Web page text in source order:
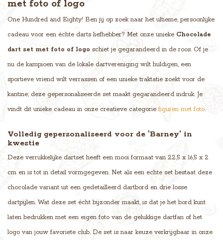
met foto of logo
One Hundred and Eighty! Ben jij op zoek naar het ultieme, persoonlijke
cadeau voor een échte darts liefhebber? Met onze unieke Chocolade
dart set met foto of logo schiet je gegarandeerd in de roos. Of je
nu de kampioen van de lokale dartvereniging wilt huldigen, een
sportieve vriend wilt verrassen of een unieke traktatie zoekt voor de
kantine; deze gepersonaliseerde set maakt gegarandeerd indruk. Je
vindt dit unieke cadeau in onze creatieve categoriefiguren met foto.
Volledig gepersonaliseerd voor de 'Barney' in
kwestie
Deze verrukkelijke dartset heeft een mooi formaat van 22,5 x 16,5 x 2
cm en is tot in detail vormgegeven. Net als een echte set bestaat deze
chocolade variant uit een gedetailleerd dartbord en drie losse
dartpijlen. Wat deze set écht bijzonder maakt, is dat je het bord kunt
laten bedrukken met een eigen foto van de gelukkige dartfan of het
logo van jouw favoriete club. De set is naar keuze verkrijgbaar in onze